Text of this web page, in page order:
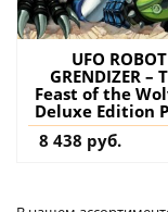
UFO ROBOT
GRENDIZER –
Feast of the
Deluxe Edition
PS5 (Турция)
игру на
8 438 руб.